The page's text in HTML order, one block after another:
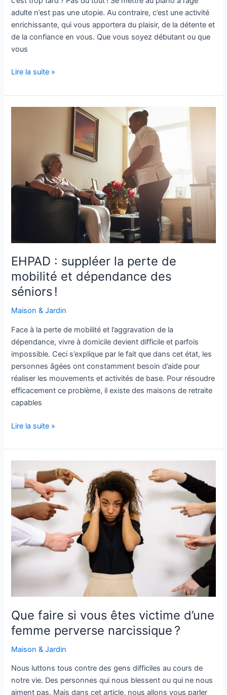
adulte n’est pas une utopie. Au contraire, c’est une activité
enrichissante, qui vous apportera du plaisir, de la détente et
de la confiance en vous. Que vous soyez débutant ou que
vous
Lire la suite »
EHPAD : suppléer la perte de
mobilité et dépendance des
séniors !
Maison & Jardin
Face à la perte de mobilité et l’aggravation de la
dépendance, vivre à domicile devient difficile et parfois
impossible. Ceci s’explique par le fait que dans cet état, les
personnes âgées ont constamment besoin d’aide pour
réaliser les mouvements et activités de base. Pour résoudre
efficacement ce problème, il existe des maisons de retraite
capables
mobilité
et
dépendance
Lire la suite »
Que faire si vous êtes victime d’une
femme perverse narcissique ?
Maison & Jardin
Nous luttons tous contre des gens difficiles au cours de
notre vie. Des personnes qui nous blessent ou qui ne nous
aiment pas. Mais dans cet article, nous allons vous parler
faire
si
vous
êtes
victime
d’une
femme